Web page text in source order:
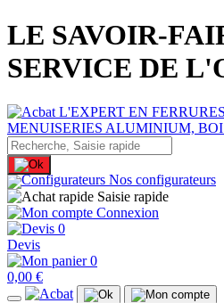
LE SAVOIR-
SERVICE DE
Nos configurateurs
Saisie rapide
Connexion
0
Devis
0
0,00 €